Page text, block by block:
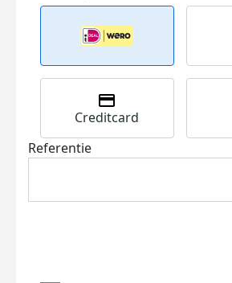
Creditcard
Referentie